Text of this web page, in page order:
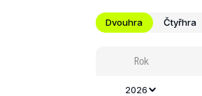
Dvouhra Čtyřhra
Rok
2026